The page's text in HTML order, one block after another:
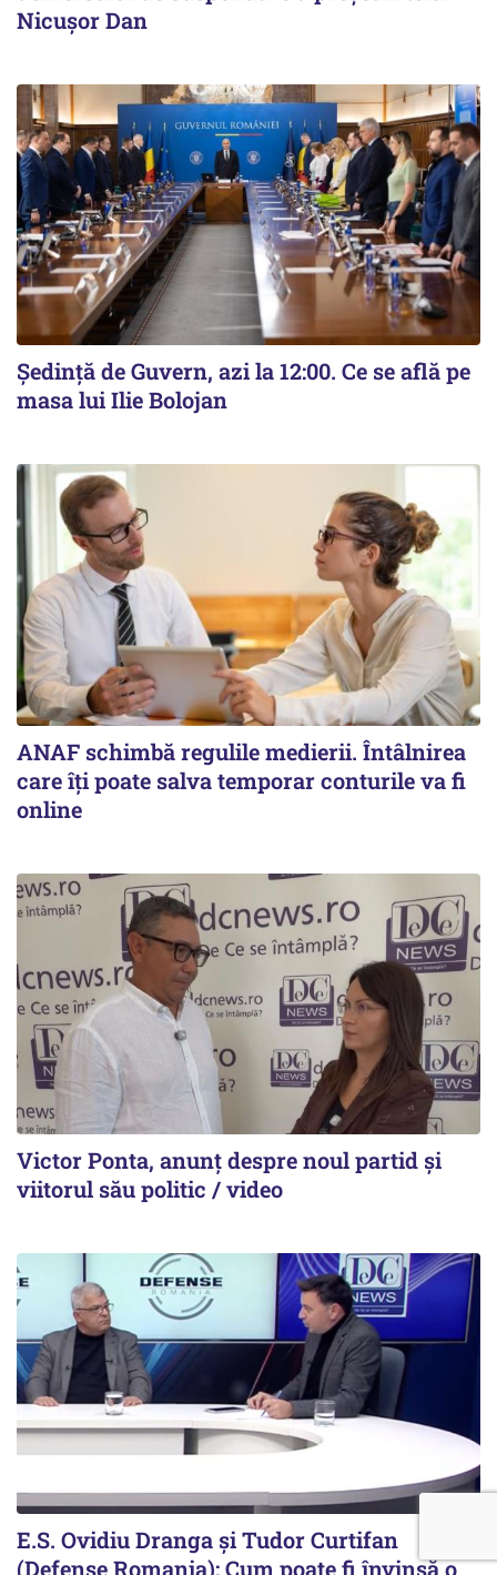
Nicușor Dan
Ședință de Guvern, azi la 12:00. Ce se află pe
masa lui Ilie Bolojan
ANAF schimbă regulile medierii. Întâlnirea
care îți poate salva temporar conturile va fi
online
Victor Ponta, anunț despre noul partid și
viitorul său politic / video
E.S. Ovidiu Dranga și Tudor Curtifan
(Defense Romania): Cum poate fi învinsă o